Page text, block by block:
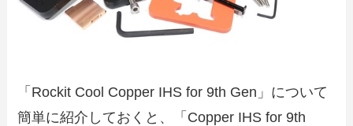
「Rockit Cool Copper IHS for 9th Gen」について
簡単に紹介しておくと、「Copper IHS for 9th